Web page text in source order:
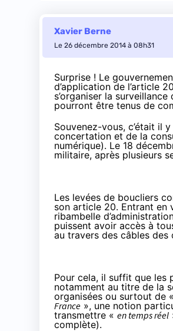
Xavier Berne
Le 26 décembre 2014 à 08h31
Surprise ! Le
d’application de l’article
s’organiser la
pourront être tenus de
Souvenez-vous, c’était il
concertation et de la
numérique). Le 18
militaire, après plusieurs
Les levées de boucliers
son article 20. Entrant en
ribambelle
puissent avoir accès à
au travers des câbles des
Pour cela, il suffit que les
notamment au titre de la
organisées ou surtout de «
France », une notion
transmettre « en temps réel
complète).